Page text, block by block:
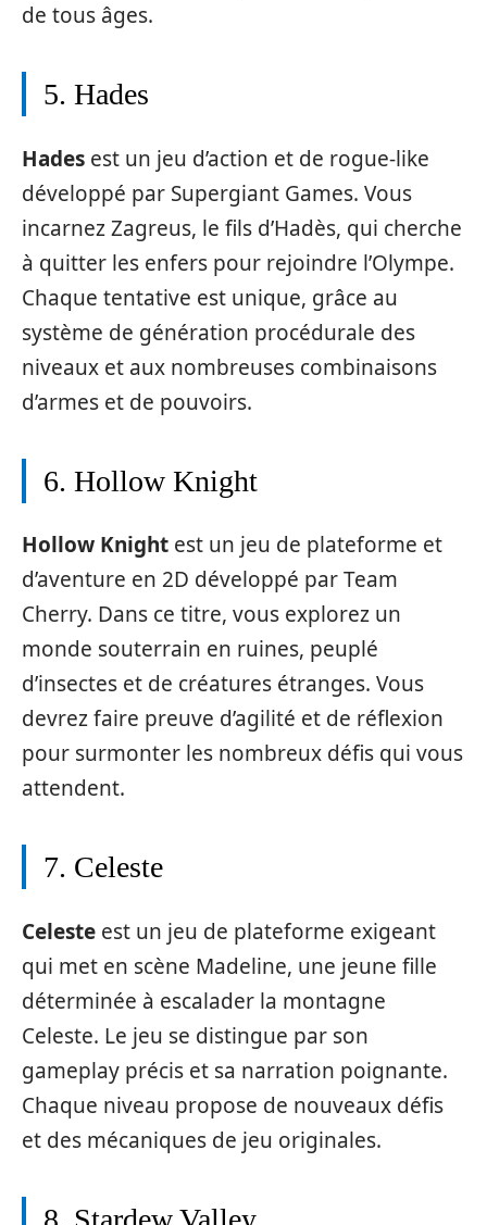
de tous âges.
5. Hades
Hades est un jeu d’action et de rogue-like
développé par Supergiant Games. Vous
incarnez Zagreus, le fils d’Hadès, qui cherche
à quitter les enfers pour rejoindre l’Olympe.
Chaque tentative est unique, grâce au
système de génération procédurale des
niveaux et aux nombreuses combinaisons
d’armes et de pouvoirs.
6. Hollow Knight
Hollow Knight est un jeu de plateforme et
d’aventure en 2D développé par Team
Cherry. Dans ce titre, vous explorez un
monde souterrain en ruines, peuplé
d’insectes et de créatures étranges. Vous
devrez faire preuve d’agilité et de réflexion
pour surmonter les nombreux défis qui vous
attendent.
7. Celeste
Celeste est un jeu de plateforme exigeant
qui met en scène Madeline, une jeune fille
déterminée à escalader la montagne
Celeste. Le jeu se distingue par son
gameplay précis et sa narration poignante.
Chaque niveau propose de nouveaux défis
et des mécaniques de jeu originales.